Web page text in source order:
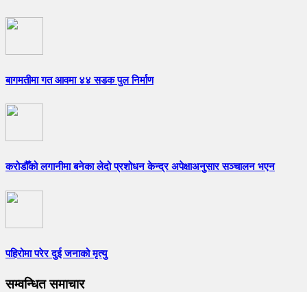
बागमतीमा गत आवमा ४४ सडक पुल निर्माण
करोडौँको लगानीमा बनेका लेदो प्रशोधन केन्द्र अपेक्षाअनुसार सञ्चालन भएन
पहिरोमा परेर दुई जनाको मृत्यु
सम्वन्धित समाचार